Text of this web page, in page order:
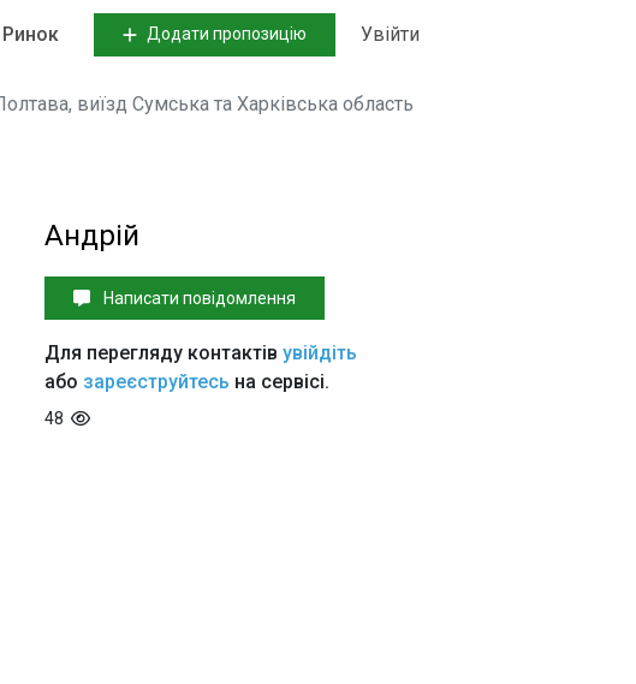
Ринок Додати пропозицію Увійти
виїзд Сумська та Харківська область
Андрій
Написати повідомлення
Для перегляду контактівувійдіть
або зареєструйтесь на сервісі.
48